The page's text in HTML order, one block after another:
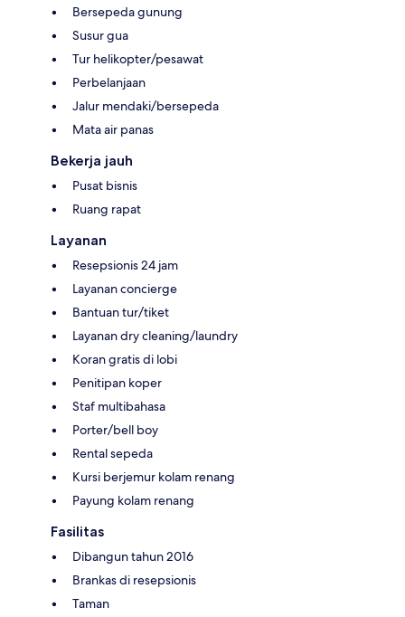
Bersepeda gunung
Susur gua
Tur helikopter/pesawat
Perbelanjaan
Jalur mendaki/bersepeda
Mata air panas
Bekerja jauh
Pusat bisnis
Ruang rapat
Layanan
Resepsionis 24 jam
Layanan concierge
Bantuan tur/tiket
Layanan dry cleaning/laundry
Koran gratis di lobi
Penitipan koper
Staf multibahasa
Porter/bell boy
Rental sepeda
Kursi berjemur kolam renang
Payung kolam renang
Fasilitas
Dibangun tahun 2016
Brankas di resepsionis
Taman